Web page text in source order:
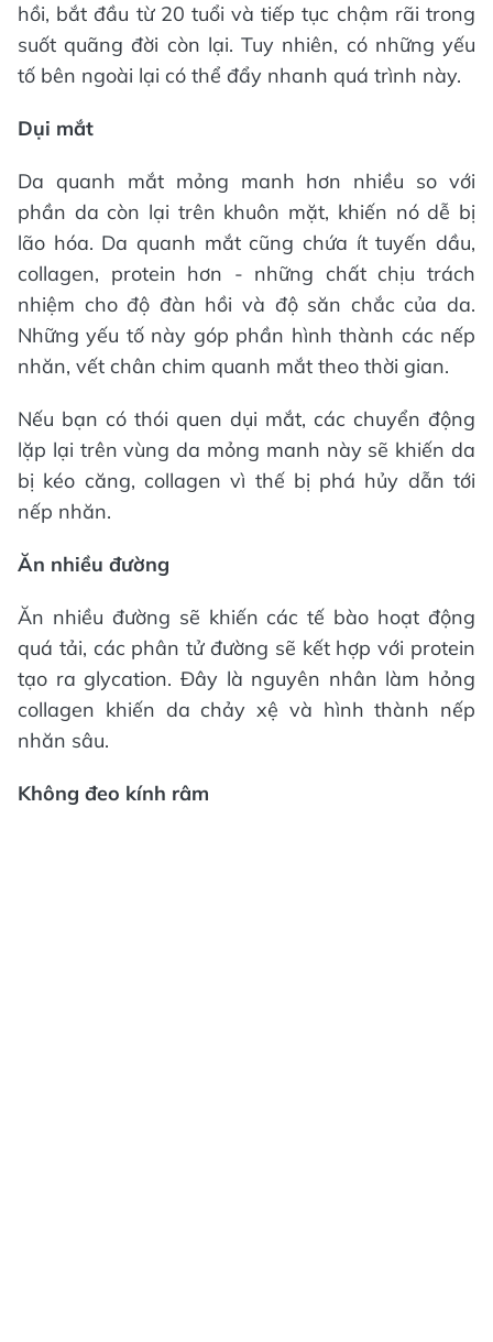
hồi, bắt đầu từ 20 tuổi và tiếp tục chậm rãi trong
suốt quãng đời còn lại. Tuy nhiên, có những yếu
tố bên ngoài lại có thể đẩy nhanh quá trình này.
Dụi mắt
Da quanh mắt mỏng manh hơn nhiều so với
phần da còn lại trên khuôn mặt, khiến nó dễ bị
lão hóa. Da quanh mắt cũng chứa ít tuyến dầu,
collagen, protein hơn - những chất chịu trách
nhiệm cho độ đàn hồi và độ săn chắc của da.
Những yếu tố này góp phần hình thành các nếp
nhăn, vết chân chim quanh mắt theo thời gian.
Nếu bạn có thói quen dụi mắt, các chuyển động
lặp lại trên vùng da mỏng manh này sẽ khiến da
bị kéo căng, collagen vì thế bị phá hủy dẫn tới
nếp nhăn.
Ăn nhiều đường
Ăn nhiều đường sẽ khiến các tế bào hoạt động
quá tải, các phân tử đường sẽ kết hợp với protein
tạo ra glycation. Đây là nguyên nhân làm hỏng
collagen khiến da chảy xệ và hình thành nếp
nhăn sâu.
Không đeo kính râm